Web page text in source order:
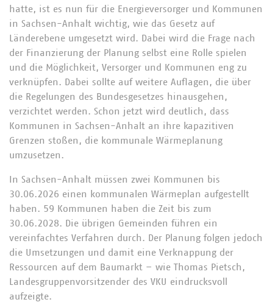
hatte, ist es nun für die Energieversorger und Kommunen
in Sachsen-Anhalt wichtig, wie das Gesetz auf
Länderebene umgesetzt wird. Dabei wird die Frage nach
der Finanzierung der Planung selbst eine Rolle spielen
und die Möglichkeit, Versorger und Kommunen eng zu
verknüpfen. Dabei sollte auf weitere Auflagen, die über
die Regelungen des Bundesgesetzes hinausgehen,
verzichtet werden. Schon jetzt wird deutlich, dass
Kommunen in Sachsen-Anhalt an ihre kapazitiven
Grenzen stoßen, die kommunale Wärmeplanung
umzusetzen.
In Sachsen-Anhalt müssen zwei Kommunen bis
30.06.2026 einen kommunalen Wärmeplan aufgestellt
haben. 59 Kommunen haben die Zeit bis zum
30.06.2028. Die übrigen Gemeinden führen ein
vereinfachtes Verfahren durch. Der Planung folgen jedoch
die Umsetzungen und damit eine Verknappung der
Ressourcen auf dem Baumarkt – wie Thomas Pietsch,
Landesgruppenvorsitzender des VKU eindrucksvoll
aufzeigte.